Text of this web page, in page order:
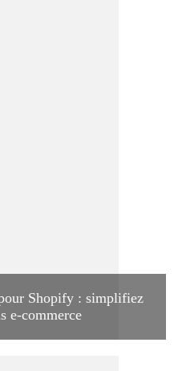
Shopify : simplifiez
e-commerce